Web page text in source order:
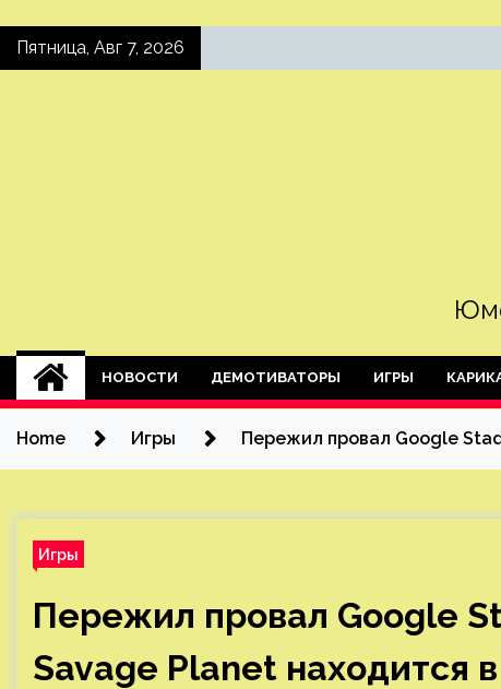
SkipПятница, Авг 7, 2026
НОВОСТИ ДЕМОТИВАТОРЫ ИГРЫ
Home Игры Пережил провал Google
Игры
Пережил провал Google
Savage Planet находится